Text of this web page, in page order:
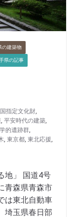
の建築物
県の記事
国指定文化財
平安時代の建築
的遺跡群
東京都 東北応援
地」 国道4号
青森県青森市
は東北自動車
埼玉県春日部